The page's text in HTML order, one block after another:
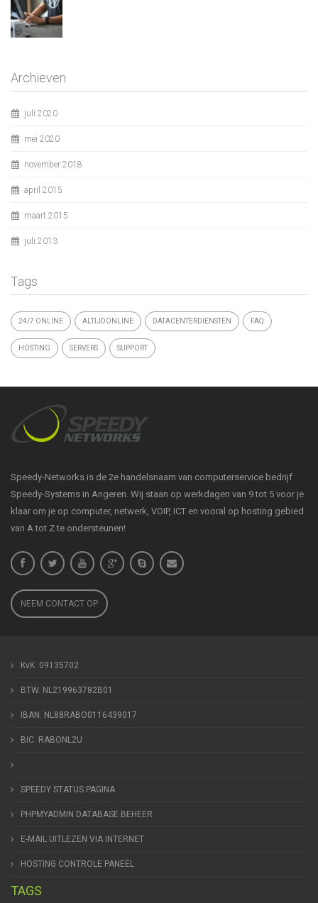
Archieven
juli 2020
mei 2020
november 2018
april 2015
maart 2015
juli 2013
Tags
24/7 ONLINE ALTIJDONLINE DATACENTERDIENSTEN FAQ
HOSTING SERVERS SUPPORT
Speedy-Networks is de 2e handelsnaam van computerservice bedrijf
Speedy-Systems in Angeren. Wij staan op werkdagen van 9 tot 5 voor je
klaar om je op computer, netwerk, VOIP, ICT en vooral op hosting gebied
van A tot Z te ondersteunen!
NEEM CONTACT OP
KvK. 09135702
BTW. NL219963782B01
IBAN. NL88RABO0116439017
BIC. RABONL2U
SPEEDY STATUS PAGINA
PHPMYADMIN DATABASE BEHEER
E-MAIL UITLEZEN VIA INTERNET
HOSTING CONTROLE PANEEL
TAGS